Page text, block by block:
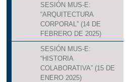
SESIÓN MUS-E:
“ARQUITECTURA
CORPORAL” (14 DE
FEBRERO DE 2025)
SESIÓN MUS-E:
“HISTORIA
COLABORATIVA” (15 DE
ENERO 2025)